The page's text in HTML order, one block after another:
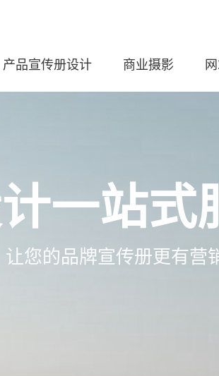
产品宣传册设计 商业摄影
一站式
您的品牌宣传册更有营